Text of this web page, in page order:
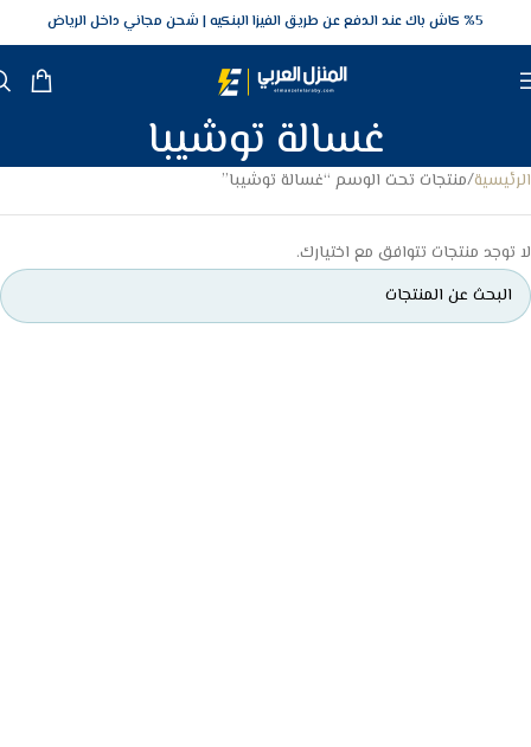
5‎% كاش باك عند الدفع عن طريق الفيزا البنكيه شحن مجاني داخل الرياض
غسالة توشيبا
الرئيسية منتجات تحت الوسم “غسالة توشيبا”
لا توجد منتجات تتوافق مع اختيارك.